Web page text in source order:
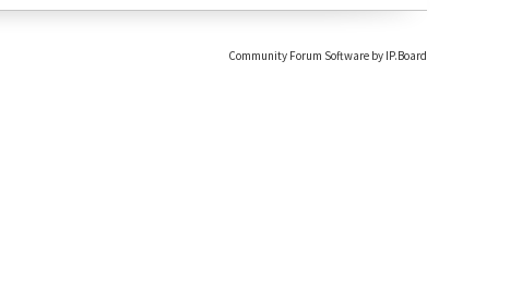
Community Forum Software by IP.Board